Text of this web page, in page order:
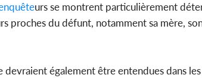
urs se montrent particulièrement
proches du défunt, notamment sa mère,
devraient également être entendues dans